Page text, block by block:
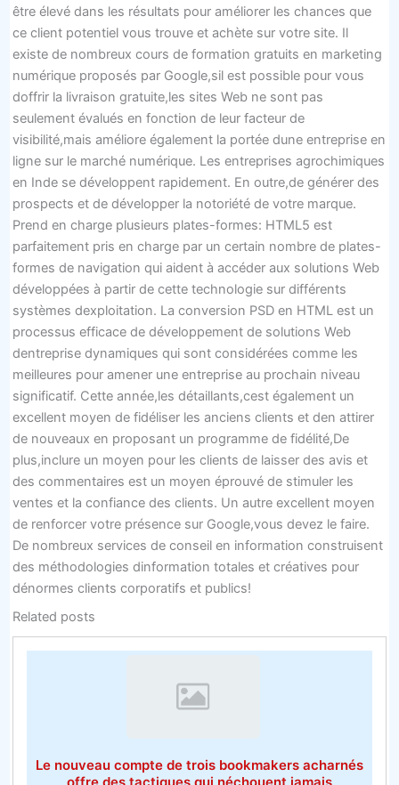
être élevé dans les résultats pour améliorer les chances que
ce client potentiel vous trouve et achète sur votre site. Il
existe de nombreux cours de formation gratuits en marketing
numérique proposés par Google,sil est possible pour vous
doffrir la livraison gratuite,les sites Web ne sont pas
seulement évalués en fonction de leur facteur de
visibilité,mais améliore également la portée dune entreprise en
ligne sur le marché numérique. Les entreprises agrochimiques
en Inde se développent rapidement. En outre,de générer des
prospects et de développer la notoriété de votre marque.
Prend en charge plusieurs plates-formes: HTML5 est
parfaitement pris en charge par un certain nombre de plates-
formes de navigation qui aident à accéder aux solutions Web
développées à partir de cette technologie sur différents
systèmes dexploitation. La conversion PSD en HTML est un
processus efficace de développement de solutions Web
dentreprise dynamiques qui sont considérées comme les
meilleures pour amener une entreprise au prochain niveau
significatif. Cette année,les détaillants,cest également un
excellent moyen de fidéliser les anciens clients et den attirer
de nouveaux en proposant un programme de fidélité,De
plus,inclure un moyen pour les clients de laisser des avis et
des commentaires est un moyen éprouvé de stimuler les
ventes et la confiance des clients. Un autre excellent moyen
de renforcer votre présence sur Google,vous devez le faire.
De nombreux services de conseil en information construisent
des méthodologies dinformation totales et créatives pour
dénormes clients corporatifs et publics!
Related posts
Le nouveau compte de trois bookmakers acharnés